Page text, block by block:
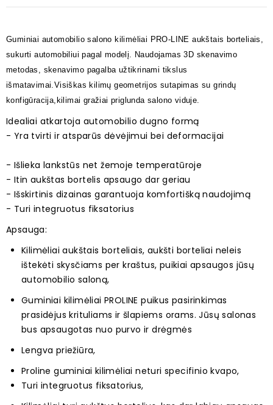
Guminiai automobilio salono kilimėliai PRO-LINE aukštais borteliais,
sukurti automobiliui pagal modelį. Naudojamas 3D skenavimo
metodas, skenavimo pagalba užtikrinami tikslus
išmatavimai.Visiškas kilimų geometrijos sutapimas su grindų
konfigūracija,kilimai gražiai priglunda salono viduje.
Idealiai atkartoja automobilio dugno formą
- Yra tvirti ir atsparūs dėvėjimui bei deformacijai
- Išlieka lankstūs net žemoje temperatūroje
- Itin aukštas bortelis apsaugo dar geriau
- Išskirtinis dizainas garantuoja komfortišką naudojimą
- Turi integruotus fiksatorius
Apsauga:
Kilimėliai aukštais borteliais, aukšti borteliai neleis
ištekėti skysčiams per kraštus, puikiai apsaugos jūsų
automobilio saloną,
Guminiai kilimėliai PROLINE puikus pasirinkimas
prasidėjus krituliams ir šlapiems orams. Jūsų salonas
bus apsaugotas nuo purvo ir drėgmės
Lengva priežiūra,
Proline guminiai kilimėliai neturi specifinio kvapo,
Turi integruotus fiksatorius,